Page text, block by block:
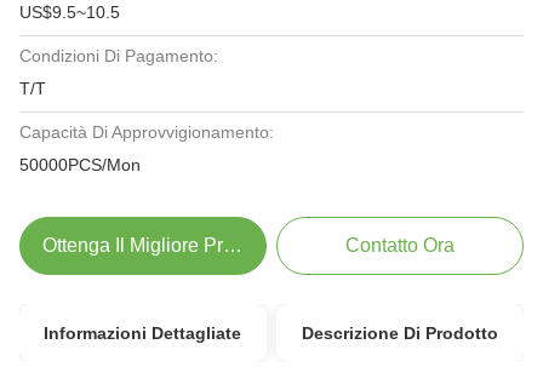
US$9.5~10.5
Condizioni Di Pagamento:
T/T
Capacità Di Approvvigionamento:
50000PCS/Mon
Ottenga Il Migliore Prezzo Contatto Ora
Informazioni Dettagliate Descrizione Di Prodotto